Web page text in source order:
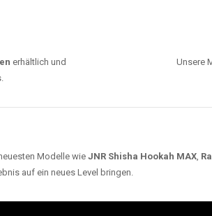
erhältlich und
Unsere
Modelle wie JNR Shisha Hookah MAX,
auf ein neues Level bringen.